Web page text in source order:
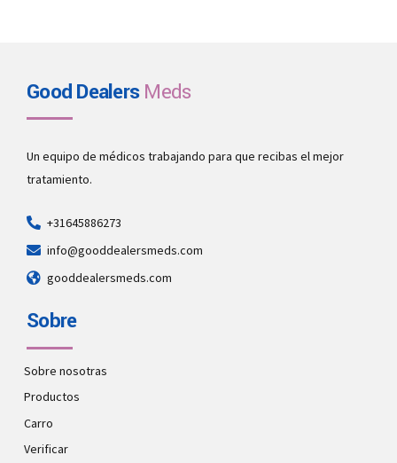
Good DealersMeds
Un equipo de médicos trabajando para que recibas el mejor
tratamiento.
+31645886273
info@gooddealersmeds.com
gooddealersmeds.com
Sobre
Sobre nosotras
Productos
Carro
Verificar